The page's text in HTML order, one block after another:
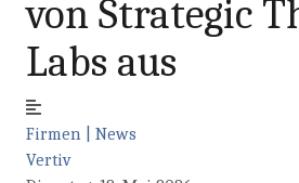
von Strategic
Labs aus
Firmen | News
Vertiv